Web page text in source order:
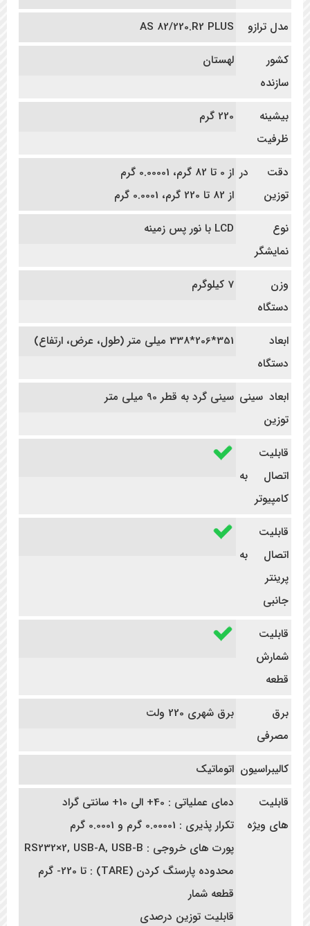
مدل ترازو
AS 82/220.R2 PLUS
کشور
سازنده
لهستان
بیشینه
ظرفیت
220 گرم
دقت در
توزین
از 0 تا 82 گرم، 0.00001 گرم
از 82 تا 220 گرم، 0.0001 گرم
نوع
نمایشگر
LCD با نور پس زمینه
وزن
دستگاه
7 کیلوگرم
ابعاد
دستگاه
351*206*338 میلی متر (طول، عرض، ارتفاع)
ابعاد سینی
توزین
سینی گرد به قطر 90 میلی متر
قابلیت
اتصال به
کامپیوتر
قابلیت
اتصال به
پرینتر
جانبی
قابلیت
شمارش
قطعه
برق
مصرفی
برق شهری 220 ولت
کالیبراسیون اتوماتیک
قابلیت
های ویژه
دمای عملیاتی : 40+ الی 10+ سانتی گراد
تکرار پذیری : 0.00001 گرم و 0.0001 گرم
پورت های خروجی : RS232×2, USB-A, USB-B
محدوده پارسنگ کردن (TARE) : تا 220- گرم
قطعه شمار
قابلیت توزین درصدی